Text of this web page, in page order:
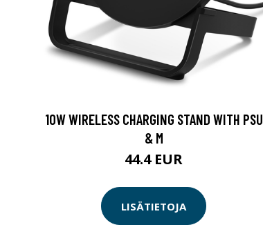
10W WIRELESS CHARGING STAND WITH PSU
& M
44.4 EUR
LISÄTIETOJA